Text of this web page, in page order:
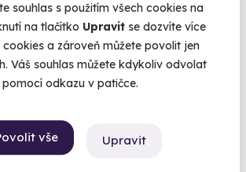
souhlas s použitím všech cookies na
na tlačítko Upravit se dozvíte více
a zároveň můžete povolit jen
Váš souhlas můžete kdykoliv odvolat
pomocí odkazu v patičce.
vše Upravit